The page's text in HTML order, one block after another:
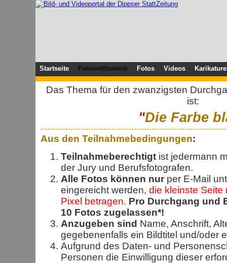
Startseite Fotowettbewerb Fotos Videos
Das Thema für den zwanzigsten
ist:
"Die Farbe
Aus den Teilnahmebedingungen:
Teilnahmeberechtigt ist jedermann
der Jury und Berufsfotografen.
Alle Fotos können nur per E-Mail
eingereicht werden, die kleinste Seite
Pixel betragen. Pro Durchgang und
10 Fotos zugelassen*!
Anzugeben sind Name, Anschrift,
gegebenenfalls ein Bildtitel und/oder
Aufgrund des Daten- und
Personen die Einwilligung dieser